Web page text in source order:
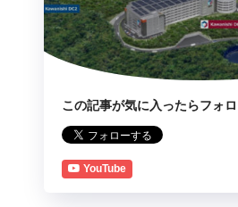
この記事が気に入ったらフォ
YouTube